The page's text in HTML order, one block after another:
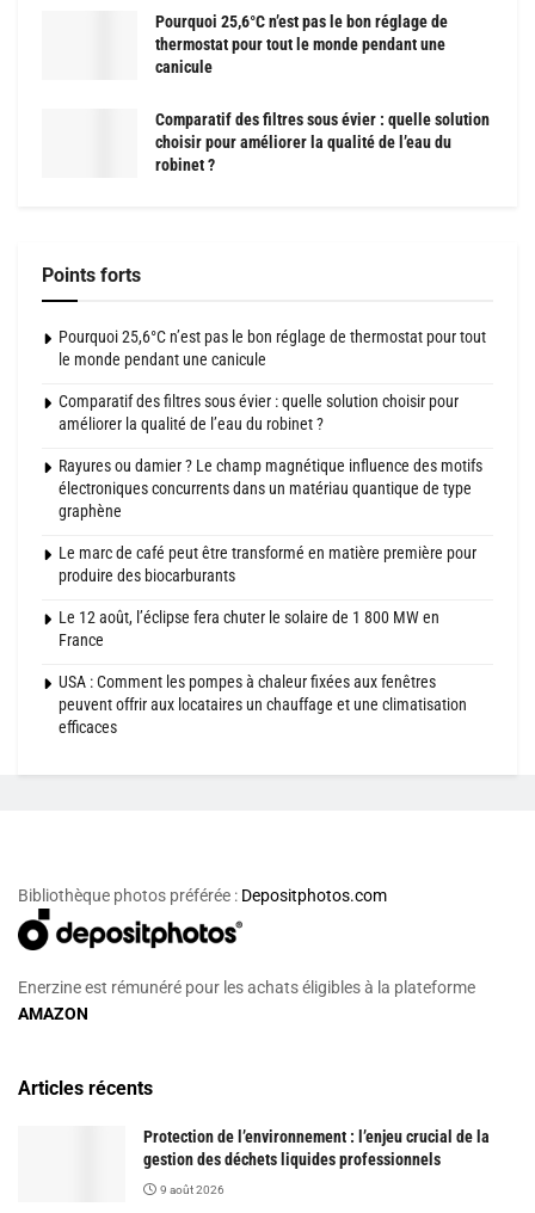
Pourquoi 25,6°C n’est pas le bon réglage de
thermostat pour tout le monde pendant une
canicule
Comparatif des filtres sous évier : quelle solution
choisir pour améliorer la qualité de l’eau du
robinet ?
Points forts
Pourquoi 25,6°C n’est pas le bon réglage de thermostat pour tout
le monde pendant une canicule
Comparatif des filtres sous évier : quelle solution choisir pour
améliorer la qualité de l’eau du robinet ?
Rayures ou damier ? Le champ magnétique influence des motifs
électroniques concurrents dans un matériau quantique de type
graphène
Le marc de café peut être transformé en matière première pour
produire des biocarburants
Le 12 août, l’éclipse fera chuter le solaire de 1 800 MW en
France
USA : Comment les pompes à chaleur fixées aux fenêtres
peuvent offrir aux locataires un chauffage et une climatisation
efficaces
Bibliothèque photos préférée : Depositphotos.com
Enerzine est rémunéré pour les achats éligibles à la plateforme
AMAZON
Articles récents
Protection de l’environnement : l’enjeu crucial de la
gestion des déchets liquides professionnels
9 août 2026